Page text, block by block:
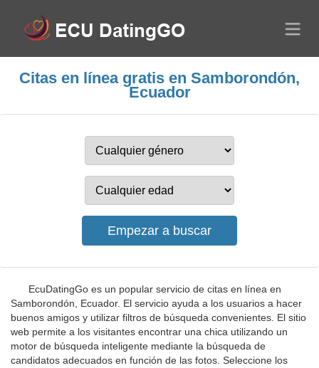
Citas en línea gratis en Samborondón,
Ecuador
EcuDatingGo es un popular servicio de citas en línea en
Samborondón, Ecuador. El servicio ayuda a los usuarios a hacer
buenos amigos y utilizar filtros de búsqueda convenientes. El sitio
web permite a los visitantes encontrar una chica utilizando un
motor de búsqueda inteligente mediante la búsqueda de
candidatos adecuados en función de las fotos. Seleccione los